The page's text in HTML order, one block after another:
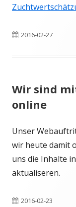
Veröffentlicht
2016-02-27
Wir sind
online
Unser
wir heute damit
uns die Inhalte
aktualiseren.
Veröffentlicht
2016-02-23